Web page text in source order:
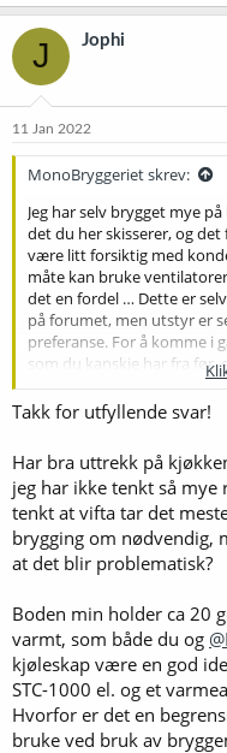
a
k
s
j
o
e
J Jophi
11 Jan 2022
MonoBryggeriet skrev:
Jeg har selv brygget mye
det du her skisserer, og
være litt forsiktig med
måte kan bruke
det en fordel … Dette er
på forumet, men utstyr er
preferanse. For å komme i
som du kanskje har fra før,
kjølespiral. BIAB som du
løsning. Gjør du skrittet, i
bryggemaskin kan denne
gjøre bryggedagen litt
begrensninger som
batcher du kan brygge
bruke mere penger. Siden
at du skal tappe ølet på
bøtte med plass til gjærlås
tappestav. Du skriver at
temperatur året rundt.
temperaturkontroll svært
om å brygge alt fra lagere
for å styre
prioritert et lite kjøleskap
temperaturkontroll.
Takk for utfyllende svar!
Har bra uttrekk på
jeg har ikke tenkt så
tenkt at vifta tar det
brygging om nødvendig,
at det blir problematisk?
Boden min holder ca 20
varmt, som både du og
kjøleskap være en god
STC-1000 el. og et
Hvorfor er det en
bruke ved bruk av